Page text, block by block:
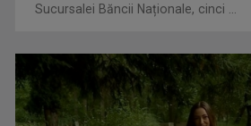
LUMEA DE APROAPE
TANIA STAVILĂ-ŢUNAŞ
Sucursalei Băncii Naționale, cinci ...